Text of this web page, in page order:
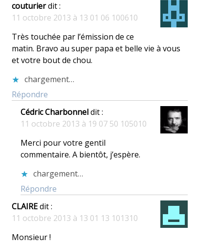
couturierdit :
11 octobre 2013 à 13 01 06 100610
Très touchée par l’émission de ce
matin. Bravo au super papa et belle vie à vous
et votre bout de chou.
chargement…
Répondre
Cédric Charbonneldit :
11 octobre 2013 à 19 07 50 105010
Merci pour votre gentil
commentaire. A bientôt, j’espère.
chargement…
Répondre
CLAIREdit :
11 octobre 2013 à 13 01 13 101310
Monsieur !